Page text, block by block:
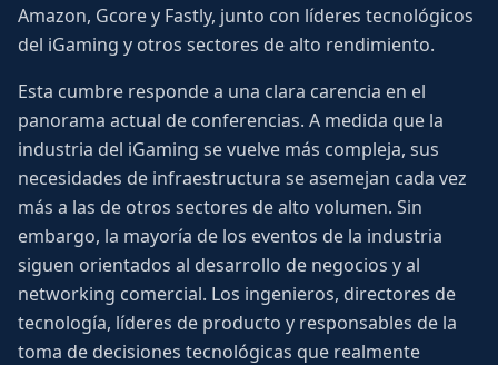
Amazon, Gcore y Fastly, junto con líderes tecnológicos
del iGaming y otros sectores de alto rendimiento.
Esta cumbre responde a una clara carencia en el
panorama actual de conferencias. A medida que la
industria del iGaming se vuelve más compleja, sus
necesidades de infraestructura se asemejan cada vez
más a las de otros sectores de alto volumen. Sin
embargo, la mayoría de los eventos de la industria
siguen orientados al desarrollo de negocios y al
networking comercial. Los ingenieros, directores de
tecnología, líderes de producto y responsables de la
toma de decisiones tecnológicas que realmente